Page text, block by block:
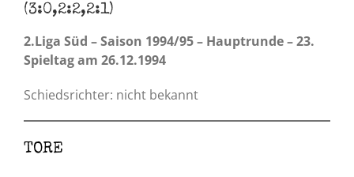
(3:0,2:2,2:1)
2.Liga Süd – Saison 1994/95 – Hauptrunde – 23.
Spieltag am 26.12.1994
Schiedsrichter: nicht bekannt
TORE